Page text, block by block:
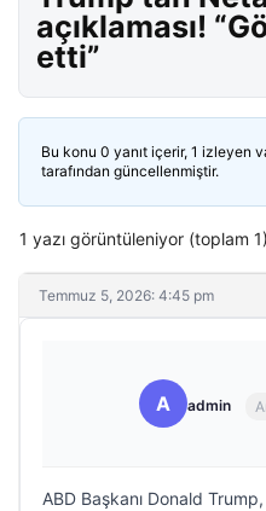
açıklaması!
etti”
Bu konu 0 yanıt içerir, 1 izleyen
tarafından güncellenmiştir.
1 yazı görüntüleniyor (toplam 1)
Temmuz 5, 2026: 4:45 pm
A admin
ABD Başkanı Donald